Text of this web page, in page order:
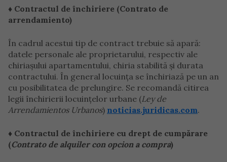
♦ Contractul de închiriere (Contrato de
arrendamiento)
În cadrul acestui tip de contract trebuie să apară:
datele personale ale proprietarului, respectiv ale
chiriaşului apartamentului, chiria stabilită şi durata
contractului. În general locuinţa se închiriază pe un an
cu posibilitatea de prelungire. Se recomandă citirea
legii închirierii locuinţelor urbane (Ley de
Arrendamientos Urbanos) noticias.juridicas.com.
♦ Contractul de închiriere cu drept de cumpărare
(Contrato de alquiler con opcion a compra)